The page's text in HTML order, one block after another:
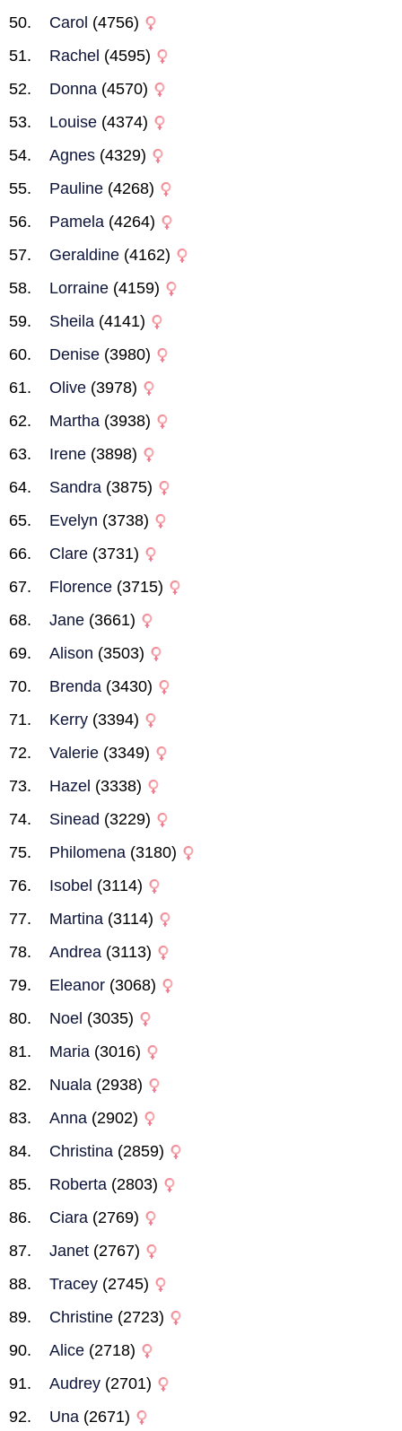
Carol (4756)
Rachel (4595)
Donna (4570)
Louise (4374)
Agnes (4329)
Pauline (4268)
Pamela (4264)
Geraldine (4162)
Lorraine (4159)
Sheila (4141)
Denise (3980)
Olive (3978)
Martha (3938)
Irene (3898)
Sandra (3875)
Evelyn (3738)
Clare (3731)
Florence (3715)
Jane (3661)
Alison (3503)
Brenda (3430)
Kerry (3394)
Valerie (3349)
Hazel (3338)
Sinead (3229)
Philomena (3180)
Isobel (3114)
Martina (3114)
Andrea (3113)
Eleanor (3068)
Noel (3035)
Maria (3016)
Nuala (2938)
Anna (2902)
Christina (2859)
Roberta (2803)
Ciara (2769)
Janet (2767)
Tracey (2745)
Christine (2723)
Alice (2718)
Audrey (2701)
Una (2671)